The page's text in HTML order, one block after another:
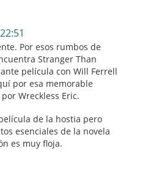
Por esos rumbos de
Stranger Than
película con Will Ferrell
por esa memorable
Wreckless Eric.
de la hostia pero
esenciales de la novela
es muy floja.